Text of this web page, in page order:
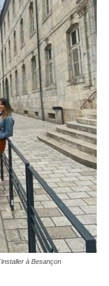
à Besançon